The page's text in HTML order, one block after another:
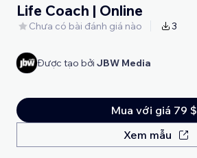
Life Coach | Online
Chưa có bài đánh giá nào 3
Được tạo bởi JBW Media
Mua với giá 79 $
Xem mẫu